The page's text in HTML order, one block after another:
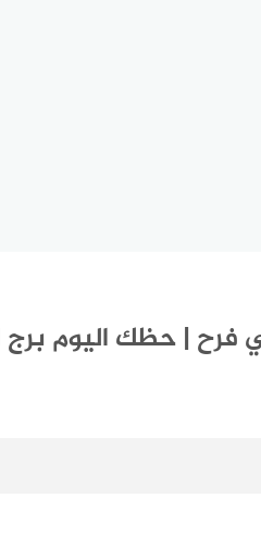
اليوم الاربعاء 3-3-2021 ماغي فرح |